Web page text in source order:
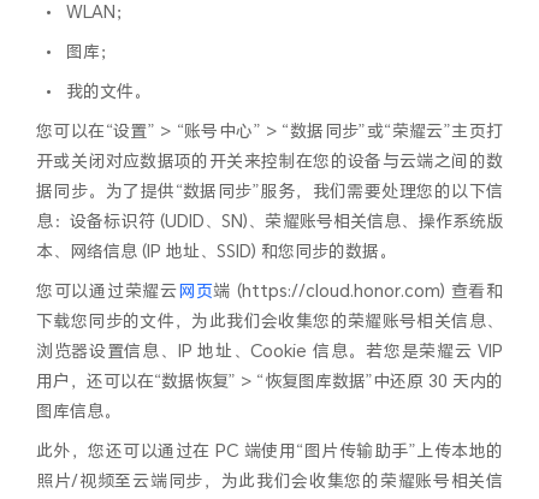
•
WLAN；
•
图库；
•
我的文件。
您可以在“设置” > “账号中心” > “数据同步”或“荣耀云”主页打
开或关闭对应数据项的开关来控制在您的设备与云端之间的数
据同步。为了提供“数据同步”服务，我们需要处理您的以下信
息：设备标识符 (UDID、SN)、荣耀账号相关信息、操作系统版
本、网络信息 (IP 地址、SSID) 和您同步的数据。
您可以通过荣耀云网页端 (https://cloud.honor.com) 查看和
下载您同步的文件，为此我们会收集您的荣耀账号相关信息、
浏览器设置信息、IP 地址、Cookie 信息。若您是荣耀云 VIP
用户，还可以在“数据恢复” > “恢复图库数据”中还原 30 天内的
图库信息。
此外，您还可以通过在 PC 端使用“图片传输助手”上传本地的
照片/视频至云端同步，为此我们会收集您的荣耀账号相关信